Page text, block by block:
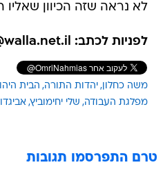
לא נראה שזה הכיוון שאליו
לפניות לכתב: omri_n@walla.net.il
משה כחלון יהדות התורה הבית
מפלגת העבודה שלי יחימוביץ
טרם התפרסמו תגובות